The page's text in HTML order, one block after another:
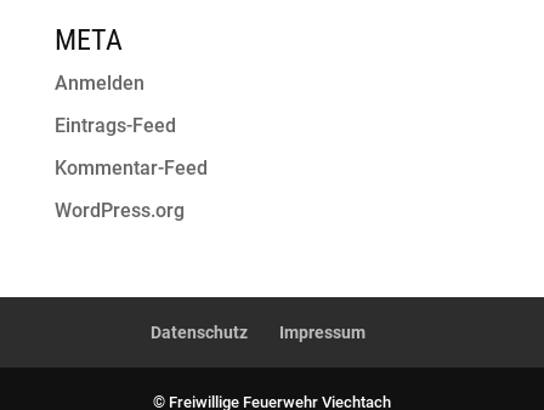
META
Anmelden
Eintrags-Feed
Kommentar-Feed
WordPress.org
Datenschutz Impressum
© Freiwillige Feuerwehr Viechtach